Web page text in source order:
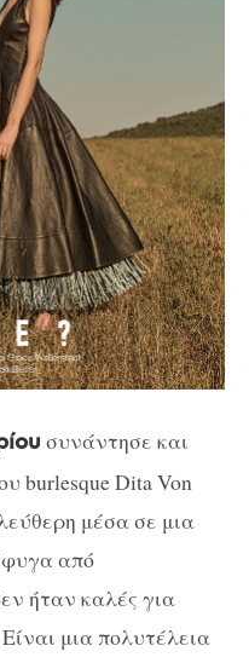
συνάντησε και
burlesque Dita Von
μέσα σε μια
από
ήταν καλές για
μια πολυτέλεια